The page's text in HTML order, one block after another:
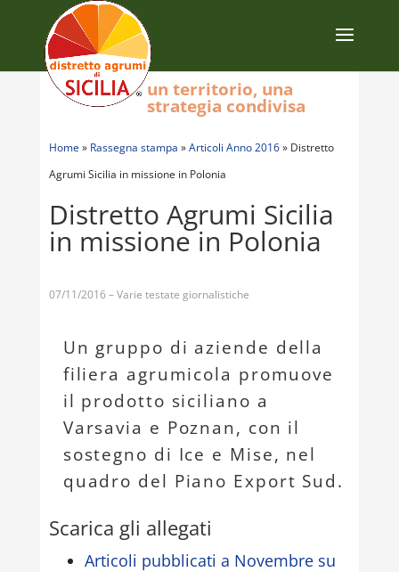
Home » Rassegna stampa »Articoli Anno 2016» Distretto
Agrumi Sicilia in missione in Polonia
Distretto Agrumi Sicilia
in missione in Polonia
07/11/2016 – Varie testate giornalistiche
Un gruppo di aziende della
filiera agrumicola promuove
il prodotto siciliano a
Varsavia e Poznan, con il
sostegno di Ice e Mise, nel
quadro del Piano Export Sud.
Scarica gli allegati
Articoli pubblicati a Novembre su
un territorio, una
strategia condivisa